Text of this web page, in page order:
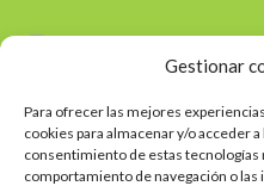
Gestionar
Para ofrecer las mejores
cookies para almacenar y/o acceder
consentimiento de estas
comportamiento de navegación o
Contacta
Calle Doctor Jiménez